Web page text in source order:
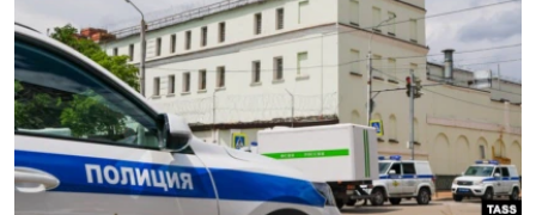
ПОДПИШИТЕСЬ НА РАССЫЛКУ
СОЦИАЛЬНЫЕ СЕТИ